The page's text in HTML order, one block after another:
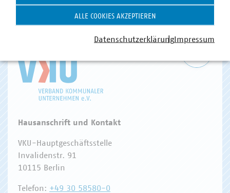
ENERGIEWIRTSCHAFTWASSER/ABWASSERDIGITALISIERUNG/TK
Zum
Hausanschrift und Kontakt
VKU-Hauptgeschäftsstelle
Invalidenstr. 91
10115 Berlin
Telefon: +49 30 58580-0
ALLE COOKIES AKZEPTIEREN
DatenschutzerklärungImpressum